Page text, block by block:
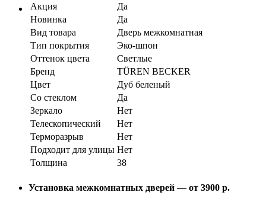
Акция
Да
Новинка
Да
Вид товара
Дверь межкомнатная
Тип покрытия
Эко-шпон
Оттенок цвета
Светлые
Бренд
TÜREN BECKER
Цвет
Дуб беленый
Со стеклом
Да
Зеркало
Нет
Телескопический
Нет
Терморазрыв
Нет
Подходит для улицы Нет
Толщина
38
Установка межкомнатных дверей — от 3900 р.